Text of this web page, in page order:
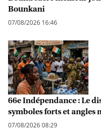
Bounkani
07/08/2026 16:46
66e Indépendance : Le
symboles forts et angles
07/08/2026 08:29